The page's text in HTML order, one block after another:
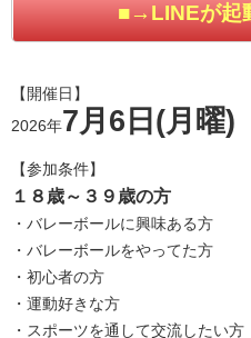
■→LINEが起
【開催日】
2026年7月6日(月曜)
【参加条件】
１８歳～３９歳の方
・バレーボールに興味ある方
・バレーボールをやってた方
・初心者の方
・運動好きな方
・スポーツを通して交流したい方